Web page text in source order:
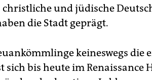
christliche und jüdische
die Stadt geprägt.
keineswegs die
sich bis heute im Renaissance